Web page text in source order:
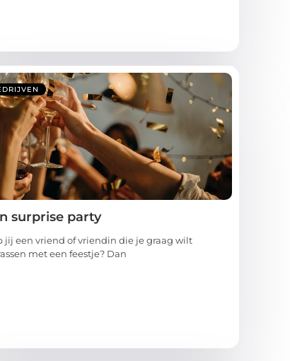
surprise party
jij een vriend of vriendin die je graag wilt
met een feestje? Dan